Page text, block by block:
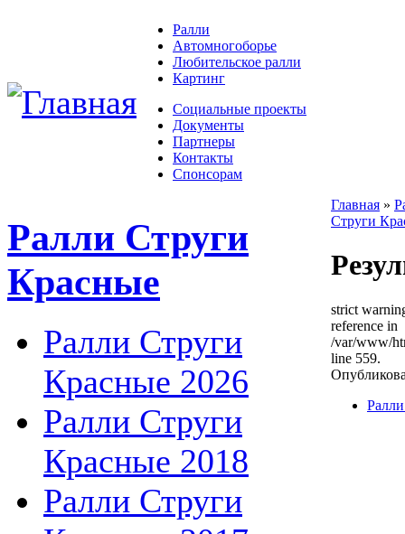
Ралли
Автомногоборье
Любительское ралли
Картинг
Социальные проекты
Документы
Партнеры
Контакты
Спонсорам
Ралли Струги
Красные
Ралли Струги
Красные 2026
Ралли Струги
Красные 2018
Ралли Струги
Главная »
Струги
strict
reference in
/var/www/
line 559.